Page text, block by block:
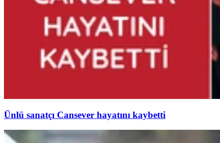
Ünlü sanatçı Cansever hayatını kaybetti